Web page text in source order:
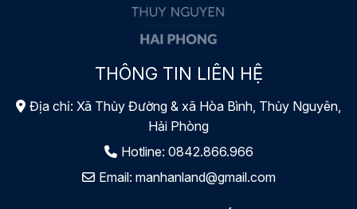
THÔNG TIN LIÊN HỆ
Địa chỉ: Xã Thủy Đường & xã Hòa Bình, Thủy Nguyên,
Hải Phòng
Hotline: 0842.866.966
Email: manhanland@gmail.com